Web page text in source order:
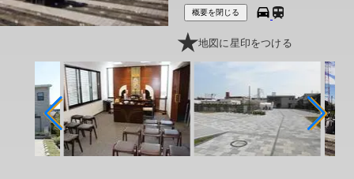
概要を閉じる
地図に星印をつける